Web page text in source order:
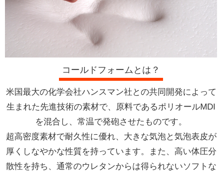
コールドフォームとは？
米国最大の化学会社ハンスマン社との共同開発によって
生まれた先進技術の素材で、原料であるポリオールMDI
を混合し、常温で発砲させたものです。
超高密度素材で耐久性に優れ、大きな気泡と気泡表皮が
厚くしなやかな性質を持っています。また、高い体圧分
散性を持ち、通常のウレタンからは得られないソフトな